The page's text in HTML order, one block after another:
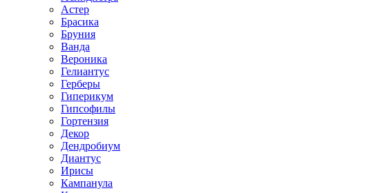
Астер
Брасика
Бруния
Ванда
Вероника
Гелиантус
Герберы
Гиперикум
Гипсофилы
Гортензия
Декор
Дендробиум
Диантус
Ирисы
Кампанула